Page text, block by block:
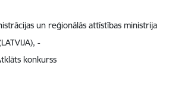
un reģionālās attīstības ministrija
-
konkurss